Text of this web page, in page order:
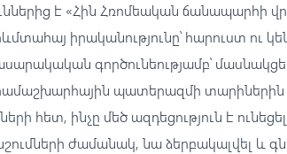
է «Հին Հռոմեական ճանապարհի
իրականությունը՝ հարուստ ու
գործունեությամբ՝
պատերազմի
հետ, ինչը մեծ ազդեցություն է
ժամանակ, նա ձերբակալվել և